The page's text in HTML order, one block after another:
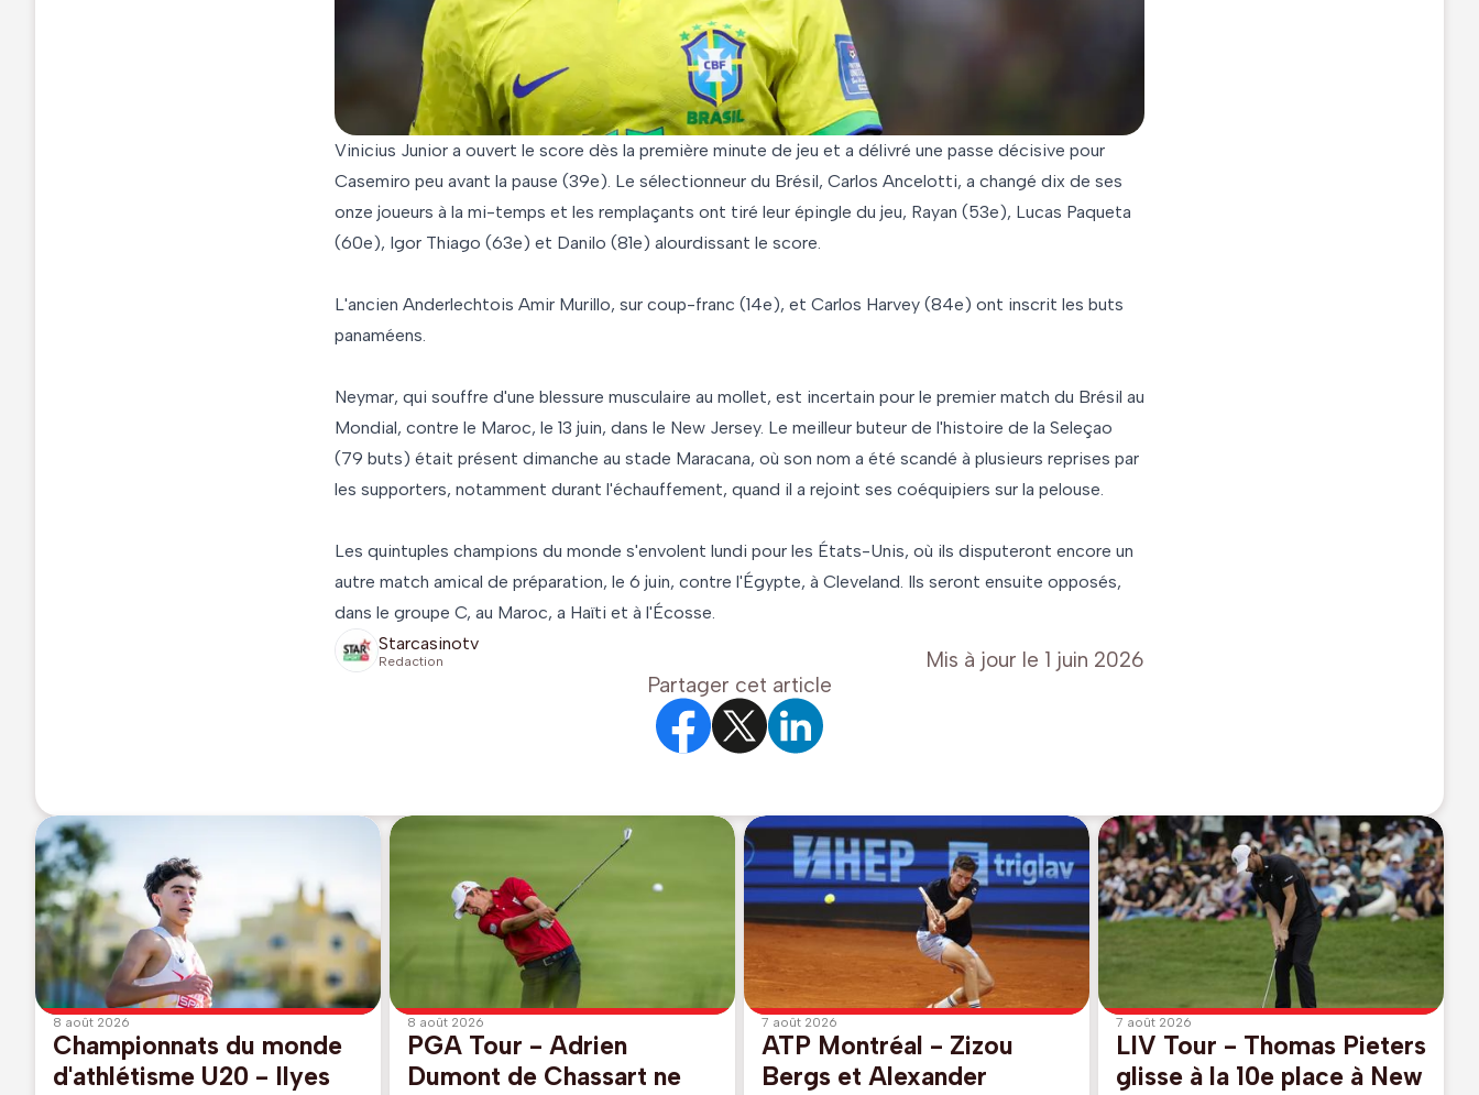
Vinicius Junior a ouvert le score dès la première minute de jeu et a délivré une passe décisive pour
Casemiro peu avant la pause (39e). Le sélectionneur du Brésil, Carlos Ancelotti, a changé dix de ses
onze joueurs à la mi-temps et les remplaçants ont tiré leur épingle du jeu, Rayan (53e), Lucas Paqueta
(60e), Igor Thiago (63e) et Danilo (81e) alourdissant le score.
L'ancien Anderlechtois Amir Murillo, sur coup-franc (14e), et Carlos Harvey (84e) ont inscrit les buts
panaméens.
Neymar, qui souffre d'une blessure musculaire au mollet, est incertain pour le premier match du Brésil au
Mondial, contre le Maroc, le 13 juin, dans le New Jersey. Le meilleur buteur de l'histoire de la Seleçao
(79 buts) était présent dimanche au stade Maracana, où son nom a été scandé à plusieurs reprises par
les supporters, notamment durant l'échauffement, quand il a rejoint ses coéquipiers sur la pelouse.
Les quintuples champions du monde s'envolent lundi pour les États-Unis, où ils disputeront encore un
autre match amical de préparation, le 6 juin, contre l'Égypte, à Cleveland. Ils seront ensuite opposés,
dans le groupe C, au Maroc, a Haïti et à l'Écosse.
Starcasinotv
Redaction Mis à jour le 1 juin 2026
Partager cet article
8 août 2026
Championnats du monde
d'athlétisme U20 - Ilyes
8 août 2026
PGA Tour - Adrien
Dumont de Chassart ne
7 août 2026
ATP Montréal - Zizou
Bergs et Alexander
7 août 2026
LIV Tour - Thomas Pieters
glisse à la 10e place à New